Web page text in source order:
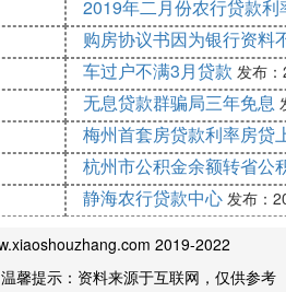
更多时间去办理贷款或筹集
时，建议咨询专业律师，了
咨询贷款政策，确保自己具
静，明确责任归属，积极协
2019年二月份农行贷款利
购房协议书因为银行资料
车过户不满3月贷款 发布
无息贷款群骗局三年免息
梅州首套房贷款利率房贷
杭州市公积金余额转省公
静海农行贷款中心 发布：
2019-2022
馨提示：资料来源于互联网，仅供参考